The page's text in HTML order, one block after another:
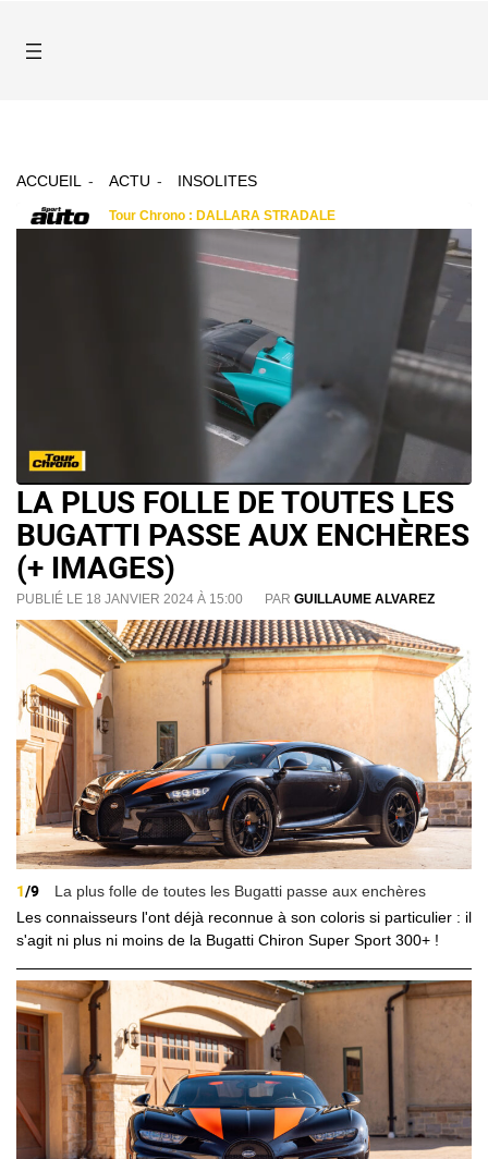
ACCUEIL ACTU INSOLITES
LA PLUS FOLLE DE TOUTES LES
BUGATTI PASSE AUX ENCHÈRES
(+ IMAGES)
PUBLIÉ LE 18 JANVIER 2024 À 15:00 PAR GUILLAUME ALVAREZ
1/9
La plus folle de toutes les Bugatti passe aux enchères
Les connaisseurs l'ont déjà reconnue à son coloris si particulier : il
s'agit ni plus ni moins de la Bugatti Chiron Super Sport 300+ !